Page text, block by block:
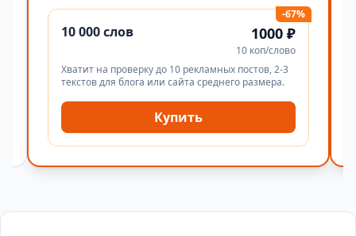
-67%
10 000 слов 1000 ₽
10 коп/слово
Хватит на проверку до 10 рекламных постов, 2-3
текстов для блога или сайта среднего размера.
Купить